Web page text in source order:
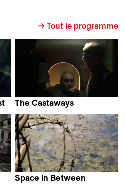
→ Tout le programme
The Castaways
Space in Between